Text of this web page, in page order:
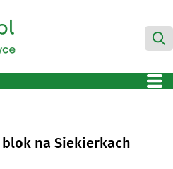
blok na Siekierkach